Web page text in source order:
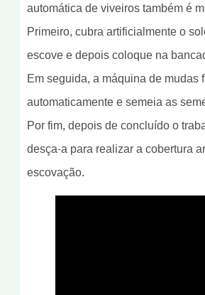
automática de viveiros também é
Primeiro, cubra artificialmente o
escove e depois coloque na
Em seguida, a máquina de mudas
automaticamente e semeia as
Por fim, depois de concluído o
desça-a para realizar a cobertura
escovação.